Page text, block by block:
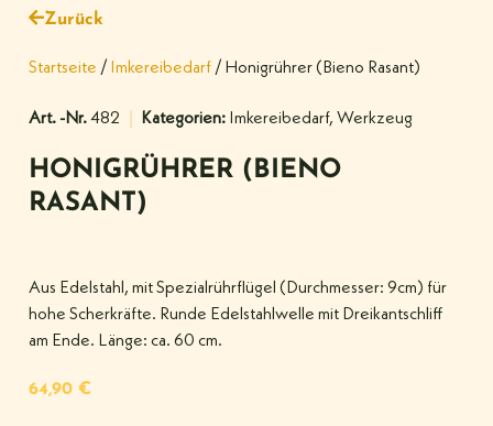
Zurück
Startseite / Imkereibedarf / Honigrührer (Bieno Rasant)
Art. -Nr.482 Kategorien: Imkereibedarf, Werkzeug
HONIGRÜHRER (BIENO
RASANT)
Aus Edelstahl, mit Spezialrührflügel (Durchmesser: 9cm) für
hohe Scherkräfte. Runde Edelstahlwelle mit Dreikantschliff
am Ende. Länge: ca. 60 cm.
64,90 €